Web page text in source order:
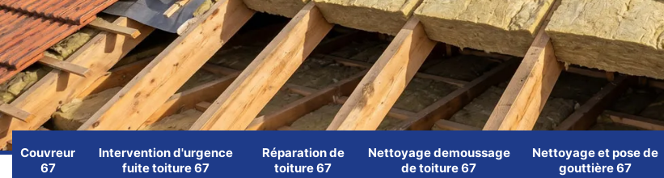
Couvreur
67
Intervention d'urgence
fuite toiture 67
Réparation de
toiture 67
Nettoyage demoussage
de toiture 67
Nettoyage et pose de
gouttière 67